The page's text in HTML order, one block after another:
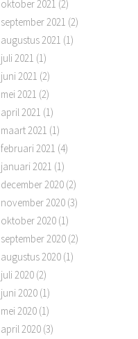
oktober 2021 (2)
september 2021 (2)
augustus 2021 (1)
juli 2021 (1)
juni 2021 (2)
mei 2021 (2)
april 2021 (1)
maart 2021 (1)
februari 2021 (4)
januari 2021 (1)
december 2020(2)
november 2020(3)
oktober 2020(1)
september 2020(2)
augustus 2020(1)
juli 2020(2)
juni 2020(1)
mei 2020(1)
april 2020(3)